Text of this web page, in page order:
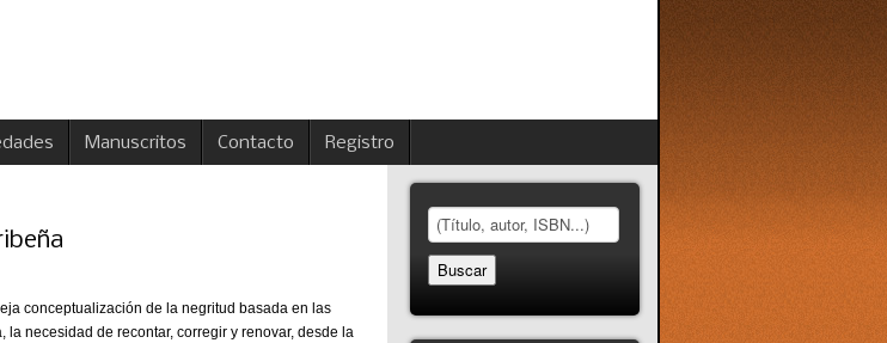
Manuscritos Contacto Registro
conceptualización de la negritud basada en las
necesidad de recontar, corregir y renovar, desde la